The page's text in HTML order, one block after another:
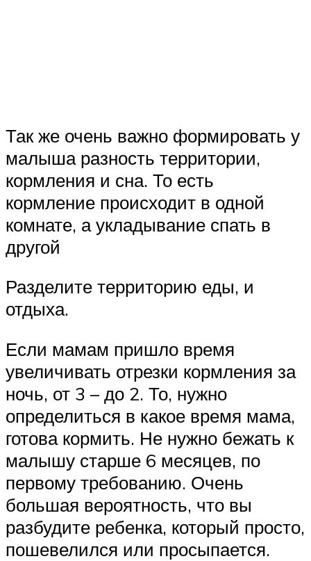
Так же очень важно формировать у
малыша разность территории,
кормления и сна. То есть
кормление происходит в одной
комнате, а укладывание спать в
другой
Разделите территорию еды, и
отдыха.
Если мамам пришло время
увеличивать отрезки кормления за
ночь, от 3 – до 2. То, нужно
определиться в какое время мама,
готова кормить. Не нужно бежать к
малышу старше 6 месяцев, по
первому требованию. Очень
большая вероятность, что вы
разбудите ребенка, который просто,
пошевелился или просыпается.